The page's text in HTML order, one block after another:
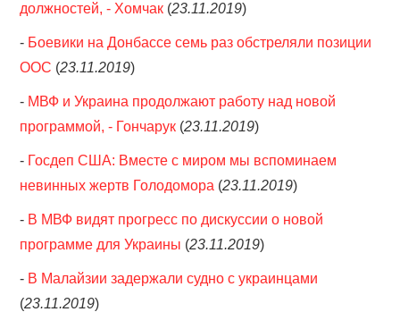
должностей, - Хомчак (23.11.2019)
- Боевики на Донбассе семь раз обстреляли позиции
ООС (23.11.2019)
- МВФ и Украина продолжают работу над новой
программой, - Гончарук (23.11.2019)
- Госдеп США: Вместе с миром мы вспоминаем
невинных жертв Голодомора (23.11.2019)
- В МВФ видят прогресс по дискуссии о новой
программе для Украины (23.11.2019)
- В Малайзии задержали судно с украинцами
(23.11.2019)